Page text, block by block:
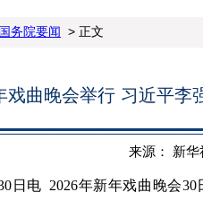
国务院要闻 > 正文
戏曲晚会举行 习近平李
来源： 新
日电 2026年新年戏曲晚会